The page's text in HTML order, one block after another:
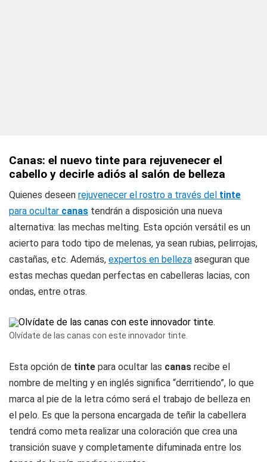
Canas: el nuevo tinte para rejuvenecer el
cabello y decirle adiós al salón de belleza
Quienes deseen rejuvenecer el rostro a través del tinte
para ocultar canas tendrán a disposición una nueva
alternativa: las mechas melting. Esta opción versátil es un
acierto para todo tipo de melenas, ya sean rubias, pelirrojas,
castañas, etc. Además, expertos en belleza aseguran que
estas mechas quedan perfectas en cabelleras lacias, con
ondas, entre otras.
Olvídate de las canas con este innovador tinte.
Esta opción de tinte para ocultar las canas recibe el
nombre de melting y en inglés significa “derritiendo”, lo que
marca al pie de la letra cómo será el trabajo de belleza en
el pelo. Es que la persona encargada de teñir la cabellera
tendrá como meta realizar una coloración que crea una
transición suave y completamente difuminada entre los